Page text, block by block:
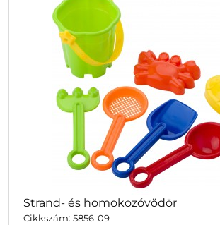
Strand- és homokozóvödör
Cikkszám: 5856-09